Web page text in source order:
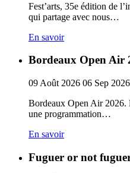
Fest’arts, 35e édition de
qui partage avec nous…
En savoir
Bordeaux Open Air
09 Août 2026 06 Sep 2026
Bordeaux Open Air 2026.
une programmation…
En savoir
Fuguer or not